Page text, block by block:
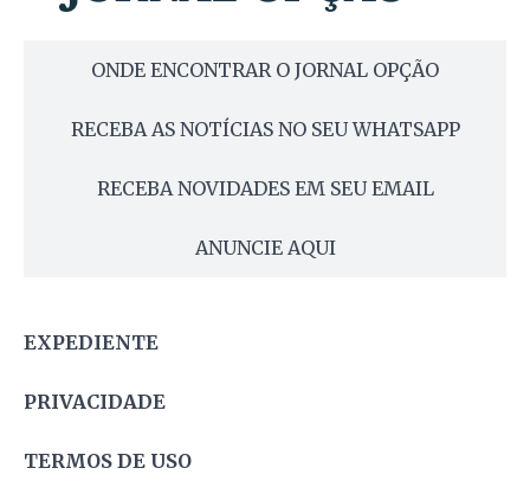
ONDE ENCONTRAR O JORNAL OPÇÃO
RECEBA AS NOTÍCIAS NO SEU WHATSAPP
RECEBA NOVIDADES EM SEU EMAIL
ANUNCIE AQUI
EXPEDIENTE
PRIVACIDADE
TERMOS DE USO